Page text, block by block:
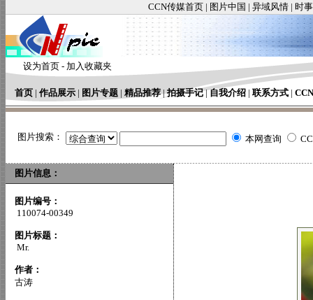
CCN传媒首页 | 图片中国 | 异域风情 | 时
设为首页 - 加入收藏夹
首页 | 作品展示 | 图片专题 | 精品推荐|拍摄手记|自我介绍 | 联系方式 |
图片搜索： 本网查询
图片信息：
图片编号：
110074-00349
图片标题：
Mr.
作者：
古涛